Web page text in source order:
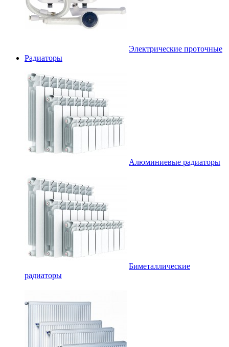
Электрические проточные
Радиаторы
Алюминиевые радиаторы
Биметаллические
радиаторы